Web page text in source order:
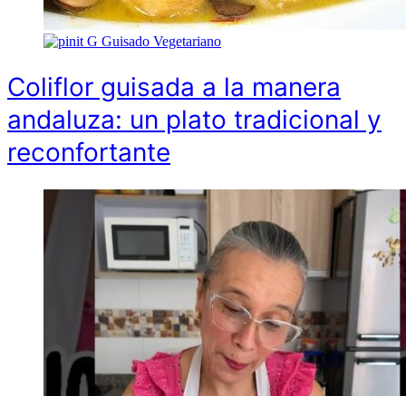
G Guisado Vegetariano
Coliflor guisada a la manera
andaluza: un plato tradicional y
reconfortante